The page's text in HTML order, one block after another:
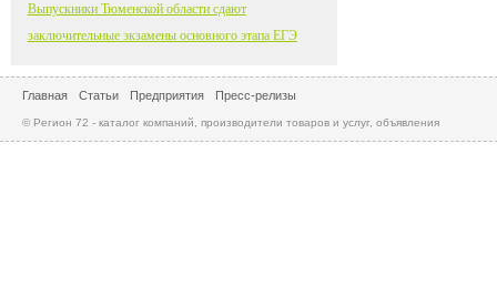
Выпускники Тюменской области сдают
заключительные экзамены основного этапа ЕГЭ
Главная Статьи Предприятия Пресс-релизы
© Регион 72 - каталог компаний, производители товаров и услуг, объявления